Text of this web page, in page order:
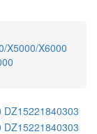
X6000